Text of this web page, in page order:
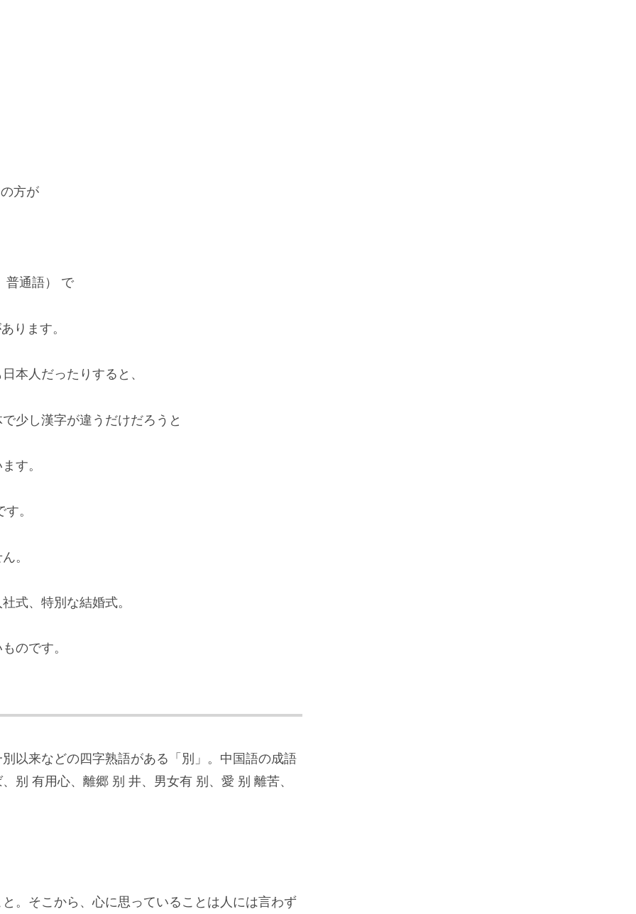
方が
普通語） で
ります。
本人だったりすると、
少し漢字が違うだけだろうと
す。
。
。
式、特別な結婚式。
のです。
以来などの四字熟語がある「別」。中国語の成語
别 有用心、離郷 别 井、男女有 别、愛 别 離苦、
。そこから、心に思っていることは人には言わず